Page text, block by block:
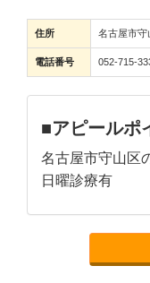
住所 名古屋市守
電話番号 052-715-
■アピールポ
名古屋市守山
日曜診療有